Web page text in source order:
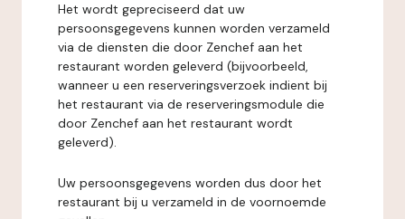
Het wordt gepreciseerd dat uw
persoonsgegevens kunnen worden verzameld
via de diensten die door Zenchef aan het
restaurant worden geleverd (bijvoorbeeld,
wanneer u een reserveringsverzoek indient bij
het restaurant via de reserveringsmodule die
door Zenchef aan het restaurant wordt
geleverd).
Uw persoonsgegevens worden dus door het
restaurant bij u verzameld in de voornoemde